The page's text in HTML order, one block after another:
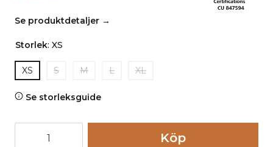
Se produktdetaljer →
Storlek: XS
XS S M L XL
Se storleksguide
Köp